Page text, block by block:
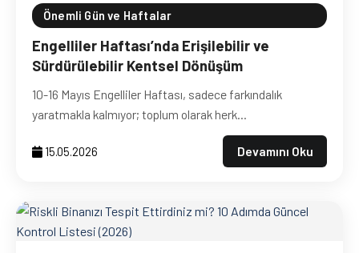
Önemli Gün ve Haftalar
Engelliler Haftası’nda Erişilebilir ve
Sürdürülebilir Kentsel Dönüşüm
10-16 Mayıs Engelliler Haftası, sadece farkındalık
yaratmakla kalmıyor; toplum olarak herk...
15.05.2026 Devamını Oku